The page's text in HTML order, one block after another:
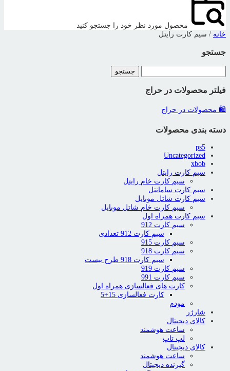
محصول مورد نظر خود را جستجو کنید
خانه / سیم کارت رایتل
جستجو
برای:
فیلتر محصولات در حراج
🛍️ محصولات در حراج
دسته بندی محصولات
ps5
Uncategorized
xbob
سیم کارت رایتل
سیم کارت خام رایتل
سیم کارت سامانتل
سیم کارت شاتل موبایل
سیم کارت خام شاتل موبایل
سیم کارت همراه اول
سیم کارت 912
سیم کارت 912 تعدادی
سیم کارت 915
سیم کارت 918
سیم کارت 918 طرح بیست
سیم کارت 919
سیم کارت 991
کارت های فعالسازی همراه اول
کارت فعالسازی 15+5
مودم
شارژر
کالای دیجیتال
ساعت هوشمند
لپ تاپ
کالای دیجیتال
ساعت هوشمند
گیرنده دیجیتال